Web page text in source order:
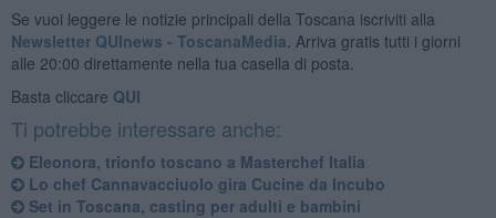
Se vuoi leggere le notizie principali della Toscana iscriviti alla
Newsletter QUInews - ToscanaMedia. Arriva gratis tutti i giorni
alle 20:00 direttamente nella tua casella di posta.
Basta cliccare QUI
Ti potrebbe interessare anche:
Eleonora, trionfo toscano a Masterchef Italia
Lo chef Cannavacciuolo gira Cucine da Incubo
Set in Toscana, casting per adulti e bambini